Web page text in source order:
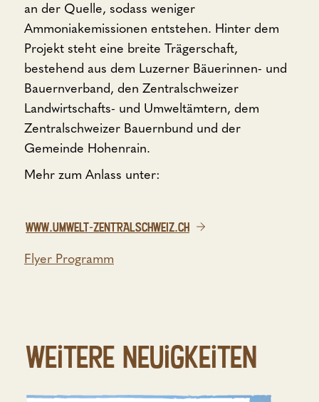
an der Quelle, sodass weniger
Ammoniakemissionen entstehen. Hinter dem
Projekt steht eine breite Trägerschaft,
bestehend aus dem Luzerner Bäuerinnen- und
Bauernverband, den Zentralschweizer
Landwirtschafts- und Umweltämtern, dem
Zentralschweizer Bauernbund und der
Gemeinde Hohenrain.
Mehr zum Anlass unter:
WWW.UMWELT-ZENTRALSCHWEIZ.CH
Flyer Programm
Weitere Neuigkeiten